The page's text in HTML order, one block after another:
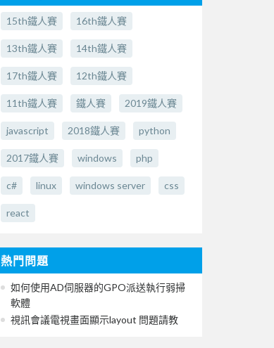
15th鐵人賽 16th鐵人賽
13th鐵人賽 14th鐵人賽
17th鐵人賽 12th鐵人賽
11th鐵人賽 鐵人賽 2019鐵人賽
javascript 2018鐵人賽 python
2017鐵人賽 windows php
c# linux windows server css
react
熱門問題
如何使用AD伺服器的GPO派送執行弱掃
軟體
視訊會議電視畫面顯示layout 問題請教